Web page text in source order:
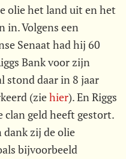
olie het land uit en het
in. Volgens een
Senaat had hij 60
Bank voor zijn
stond daar in 8 jaar
(ziehier). En Riggs
clan geld heeft gestort.
dank zij de olie
bijvoorbeeld